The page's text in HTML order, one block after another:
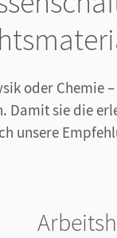
oder Chemie
Damit sie die
unsere